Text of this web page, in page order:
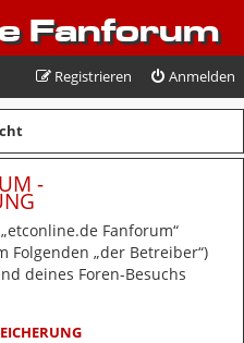
Fanforum
Anmelden
Registrieren
-
Fanforum“
Folgenden „der Betreiber“)
deines Foren-Besuchs